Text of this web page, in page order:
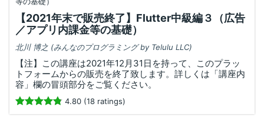
【2021年末で販売終了】Flutter中級編３（広告
／アプリ内課金等の基礎）
北川 博之 (みんなのプログラミング by Telulu LLC)
【注】この講座は2021年12月31日を持って、このプラッ
トフォームからの販売を終了致します。詳しくは「講座内
容」欄の冒頭部分をご覧ください。
4.80 (18 ratings)